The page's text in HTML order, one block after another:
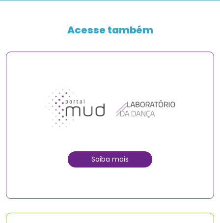
Acesse também
Saiba mais